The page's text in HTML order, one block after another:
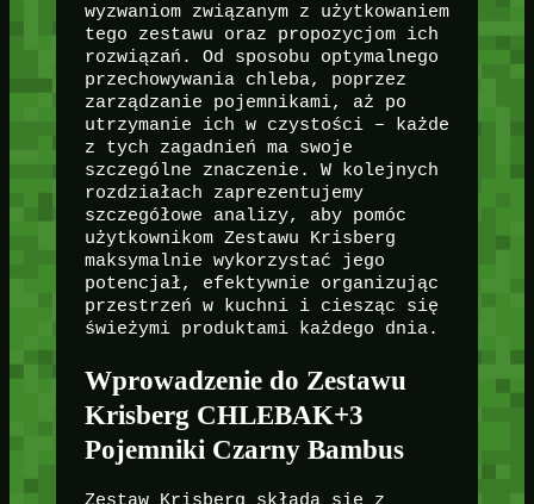
wyzwaniom związanym z użytkowaniem
tego zestawu oraz propozycjom ich
rozwiązań. Od sposobu optymalnego
przechowywania chleba, poprzez
zarządzanie pojemnikami, aż po
utrzymanie ich w czystości – każde
z tych zagadnień ma swoje
szczególne znaczenie. W kolejnych
rozdziałach zaprezentujemy
szczegółowe analizy, aby pomóc
użytkownikom Zestawu Krisberg
maksymalnie wykorzystać jego
potencjał, efektywnie organizując
przestrzeń w kuchni i ciesząc się
świeżymi produktami każdego dnia.
Wprowadzenie do Zestawu
Krisberg CHLEBAK+3
Pojemniki Czarny Bambus